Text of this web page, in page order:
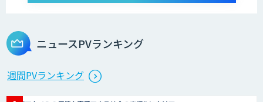
ニュースPVランキング
週間PVランキング